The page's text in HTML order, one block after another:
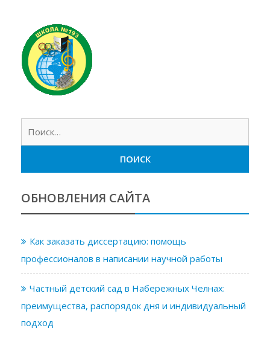
ОБНОВЛЕНИЯ САЙТА
Как заказать диссертацию: помощь
профессионалов в написании научной работы
Частный детский сад в Набережных Челнах:
преимущества, распорядок дня и индивидуальный
подход